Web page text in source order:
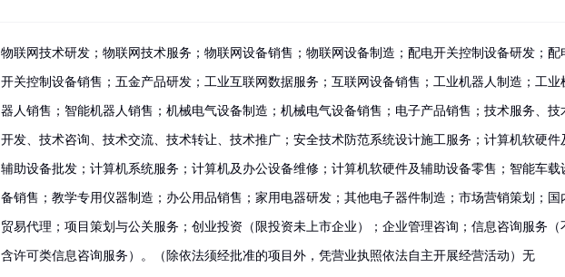
物联网技术研发；物联网技术服务；物联网设备销售；物联网设备制造；配电开关控制设备研发；配
开关控制设备销售；五金产品研发；工业互联网数据服务；互联网设备销售；工业机器人制造；工业
器人销售；智能机器人销售；机械电气设备制造；机械电气设备销售；电子产品销售；技术服务、技
开发、技术咨询、技术交流、技术转让、技术推广；安全技术防范系统设计施工服务；计算机软硬件
辅助设备批发；计算机系统服务；计算机及办公设备维修；计算机软硬件及辅助设备零售；智能车载
备销售；教学专用仪器制造；办公用品销售；家用电器研发；其他电子器件制造；市场营销策划；国
贸易代理；项目策划与公关服务；创业投资（限投资未上市企业）；企业管理咨询；信息咨询服务（
含许可类信息咨询服务）。（除依法须经批准的项目外，凭营业执照依法自主开展经营活动）无